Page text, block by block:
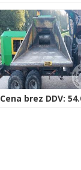
Cena brez DDV: